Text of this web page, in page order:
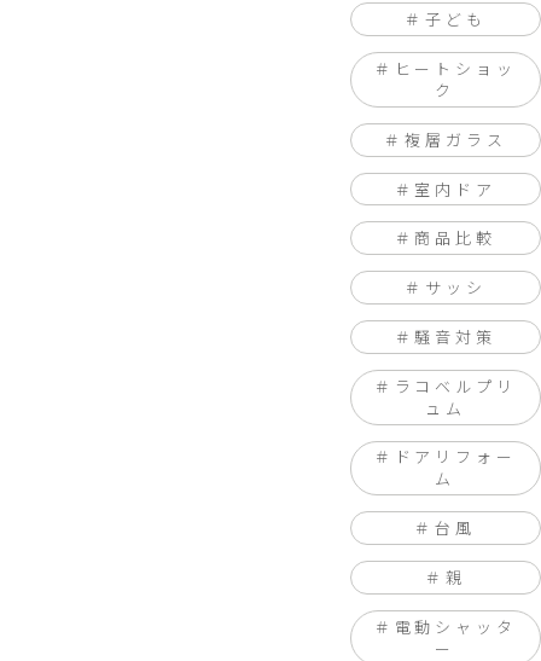
子ども
ヒートショッ
ク
複層ガラス
室内ドア
商品比較
サッシ
騒音対策
ラコベルプリ
ュム
ドアリフォー
ム
台風
親
電動シャッタ
ー